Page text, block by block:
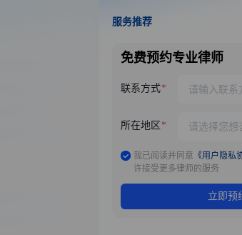
服务推荐
免费预约专业律师
联系方式
所在地区
我已阅读并同意 《用户隐私
许接受更多律师的服务
立即预